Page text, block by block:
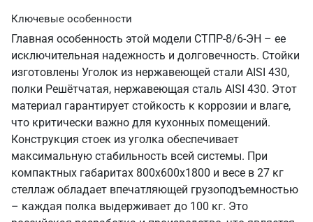
Ключевые особенности
Главная особенность этой модели СТПР-8/6-ЭН – ее
исключительная надежность и долговечность. Стойки
изготовлены Уголок из нержавеющей стали AISI 430,
полки Решётчатая, нержавеющая сталь AISI 430. Этот
материал гарантирует стойкость к коррозии и влаге,
что критически важно для кухонных помещений.
Конструкция стоек из уголка обеспечивает
максимальную стабильность всей системы. При
компактных габаритах 800х600х1800 и весе в 27 кг
стеллаж обладает впечатляющей грузоподъемностью
– каждая полка выдерживает до 100 кг. Это